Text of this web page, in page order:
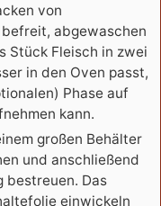
von
abgewaschen
Stück Fleisch in zwei
in den Oven passt,
Phase auf
kann.
großen Behälter
und anschließend
bestreuen. Das
einwickeln